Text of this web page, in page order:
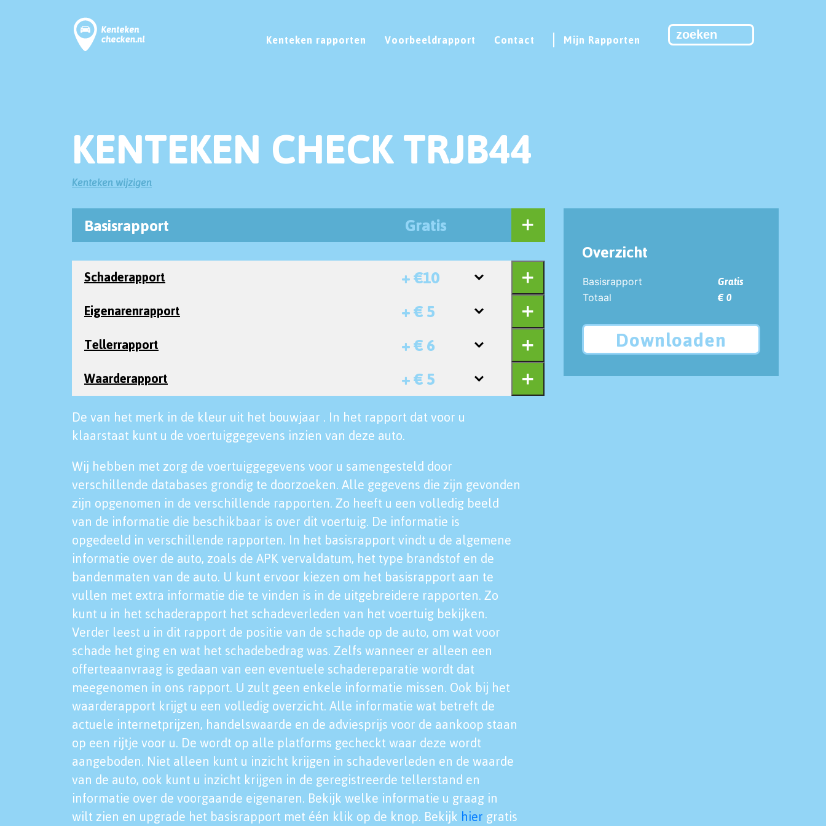
Kenteken rapporten Voorbeeldrapport Contact Mijn Rapporten
KENTEKEN CHECK TRJB44
Kenteken wijzigen
Basisrapport Gratis
Schaderapport + €10
Eigenarenrapport + € 5
Tellerrapport + € 6
Waarderapport + € 5
De van het merk in de kleur uit het bouwjaar . In het rapport dat voor u
klaarstaat kunt u de voertuiggegevens inzien van deze auto.
Wij hebben met zorg de voertuiggegevens voor u samengesteld door
verschillende databases grondig te doorzoeken. Alle gegevens die zijn gevonden
zijn opgenomen in de verschillende rapporten. Zo heeft u een volledig beeld
van de informatie die beschikbaar is over dit voertuig. De informatie is
opgedeeld in verschillende rapporten. In het basisrapport vindt u de algemene
informatie over de auto, zoals de APK vervaldatum, het type brandstof en de
bandenmaten van de auto. U kunt ervoor kiezen om het basisrapport aan te
vullen met extra informatie die te vinden is in de uitgebreidere rapporten. Zo
kunt u in het schaderapport het schadeverleden van het voertuig bekijken.
Verder leest u in dit rapport de positie van de schade op de auto, om wat voor
schade het ging en wat het schadebedrag was. Zelfs wanneer er alleen een
offerteaanvraag is gedaan van een eventuele schadereparatie wordt dat
meegenomen in ons rapport. U zult geen enkele informatie missen. Ook bij het
waarderapport krijgt u een volledig overzicht. Alle informatie wat betreft de
actuele internetprijzen, handelswaarde en de adviesprijs voor de aankoop staan
op een rijtje voor u. De wordt op alle platforms gecheckt waar deze wordt
aangeboden. Niet alleen kunt u inzicht krijgen in schadeverleden en de waarde
van de auto, ook kunt u inzicht krijgen in de geregistreerde tellerstand en
informatie over de voorgaande eigenaren. Bekijk welke informatie u graag in
wilt zien en upgrade het basisrapport met één klik op de knop. Bekijk hier gratis
Overzicht
Basisrapport
Gratis
Totaal
€ 0
Downloaden